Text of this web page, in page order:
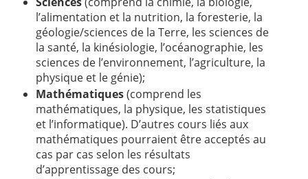
l’alimentation et la nutrition, la foresterie, la
géologie/sciences de la Terre, les sciences de
la santé, la kinésiologie, l’océanographie, les
sciences de l’environnement, l’agriculture, la
physique et le génie);
Mathématiques(comprend les
mathématiques, la physique, les statistiques
et l’informatique). D’autres cours liés aux
mathématiques pourraient être acceptés au
cas par cas selon les résultats
d’apprentissage des cours;